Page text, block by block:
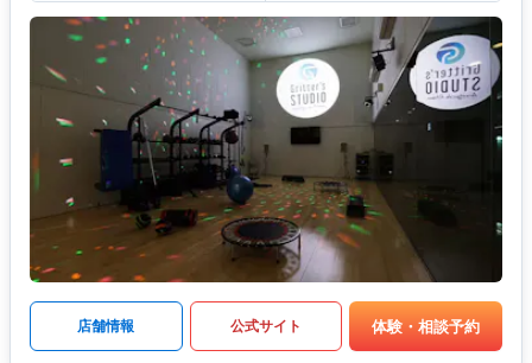
店舗情報 公式サイト 体験・相談予約